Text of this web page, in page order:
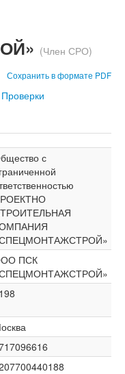
(Член СРО)
Сохранить в формате PDF
Проверки
с
ПСК